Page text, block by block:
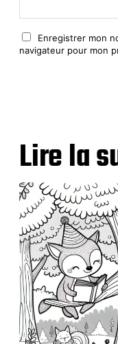
Enregistrer mon
navigateur pour mon
Lire la